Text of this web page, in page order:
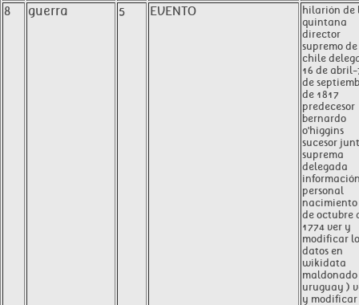
8 guerra 5 EVENTO
hilarión de
quintana
director
supremo de
chile
16 de abril-
de
de 1817
predecesor
bernardo
o'higgins
sucesor
suprema
delegada
personal
nacimiento
de octubre
1774 ver y
modificar
datos en
wikidata
maldonado
uruguay )
y modificar